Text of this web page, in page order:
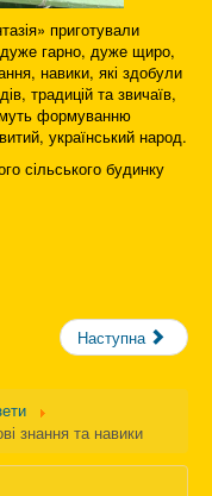
приготували
дуже гарно, дуже щиро,
навики, які здобули
традицій та звичаїв,
формуванню
український народ.
сільського будинку
Наступна
знання та навики